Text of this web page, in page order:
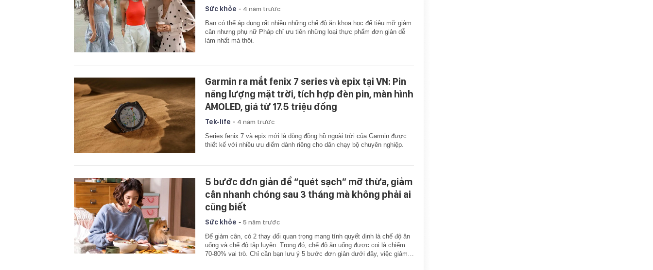
Sức khỏe - 4 năm trước
Bạn có thể áp dụng rất nhiều những chế độ ăn khoa học để tiêu mỡ giảm
cân nhưng phụ nữ Pháp chỉ ưu tiên những loại thực phẩm đơn giản dễ
làm nhất mà thôi.
Garmin ra mắt fenix 7 series và epix tại VN: Pin
năng lượng mặt trời, tích hợp đèn pin, màn hình
AMOLED, giá từ 17.5 triệu đồng
Tek-life - 4 năm trước
Series fenix 7 và epix mới là dòng đồng hồ ngoài trời của Garmin được
thiết kế với nhiều ưu điểm dành riêng cho dân chạy bộ chuyên nghiệp.
5 bước đơn giản để “quét sạch” mỡ thừa, giảm
cân nhanh chóng sau 3 tháng mà không phải ai
cũng biết
Sức khỏe - 5 năm trước
Để giảm cân, có 2 thay đổi quan trọng mang tính quyết định là chế độ ăn
uống và chế độ tập luyện. Trong đó, chế độ ăn uống được coi là chiếm
70-80% vai trò. Chỉ cần bạn lưu ý 5 bước đơn giản dưới đây, việc giảm…